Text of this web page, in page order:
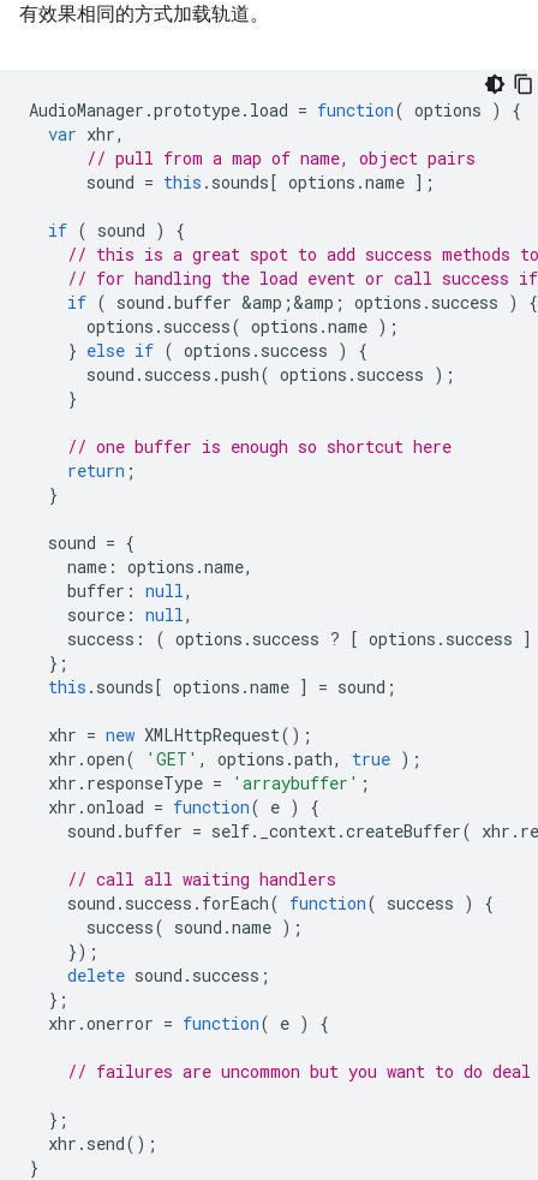
有效果相同的方式加载轨道。
AudioManager .prototype. load = function( options )
{
var xhr,
// pull from a map of name, object pairs
sound = this . sounds[ options .name ];
if ( sound )
{
// this is a great spot to add success methods
// for handling the load event or call success if
if ( sound .buffer &amp ;&amp ; options . success )
{
options . success( options .name );
} else if ( options . success )
{
sound . success .push( options . success );
}
// one buffer is enough so shortcut here
return ;
}
sound = {
name : options .name,
buffer : null,
source : null,
success : ( options . success ? [ options . success ]
};
this . sounds[ options .name ] = sound ;
xhr = new XMLHttpRequest();
xhr .open( 'GET' , options .path, true );
xhr . responseType = 'arraybuffer' ;
xhr .onload = function( e )
{
sound .buffer = self. _context.createBuffer( xhr .
// call all waiting handlers
sound . success . forEach( function( success )
{
success( sound .name );
});
delete sound . success ;
};
xhr .onerror = function( e ) {
// failures are uncommon but you want to do deal
};
xhr . send();
}